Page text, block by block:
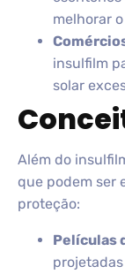
melhorar
insulfilm
solar
Além do
que podem ser
proteção:
Películas